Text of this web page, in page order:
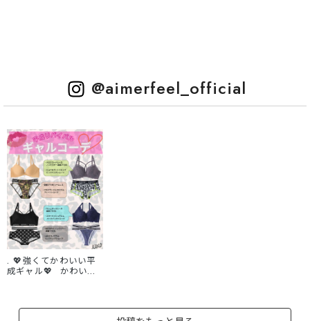
@aimerfeel_official
. 💖強くてかわいい平
成ギャル💖 かわいい
ために盛る💋💋